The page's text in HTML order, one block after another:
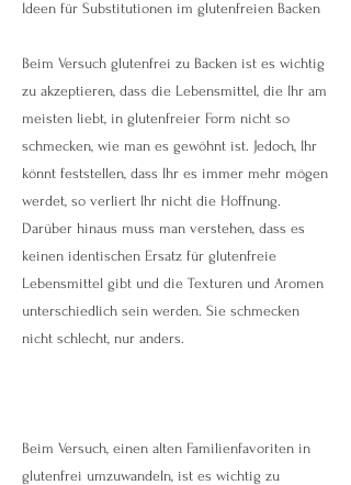
Ideen für Substitutionen im glutenfreien Backen
Beim Versuch glutenfrei zu Backen ist es wichtig
zu akzeptieren, dass die Lebensmittel, die Ihr am
meisten liebt, in glutenfreier Form nicht so
schmecken, wie man es gewöhnt ist. Jedoch, Ihr
könnt feststellen, dass Ihr es immer mehr mögen
werdet, so verliert Ihr nicht die Hoffnung.
Darüber hinaus muss man verstehen, dass es
keinen identischen Ersatz für glutenfreie
Lebensmittel gibt und die Texturen und Aromen
unterschiedlich sein werden. Sie schmecken
nicht schlecht, nur anders.
Beim Versuch, einen alten Familienfavoriten in
glutenfrei umzuwandeln, ist es wichtig zu